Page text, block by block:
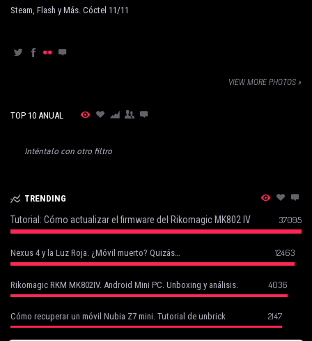
Steam, Flash y Más. Cóctel 11/11
VIEW MORE PHOTOS »
TOP 10 ANUAL
Inténtalo con otro filtro
TRENDING
Tutorial: Cómo actualizar el firmware del Rikomagic MK802 IV 37095
Nexus 4 y la Luz Roja. ¿Móvil muerto? Quizás… 12463
Rikomagic RKM MK802IV. Android Mini PC. Unboxing y análisis. 4036
Cómo recuperar un móvil Nubia Z7 mini. Tutorial de unbrick 2147